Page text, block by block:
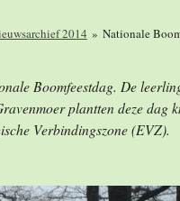
2014 » Nationale
Boomfeestdag. De
plantten deze dag
Verbindingszone (EVZ).